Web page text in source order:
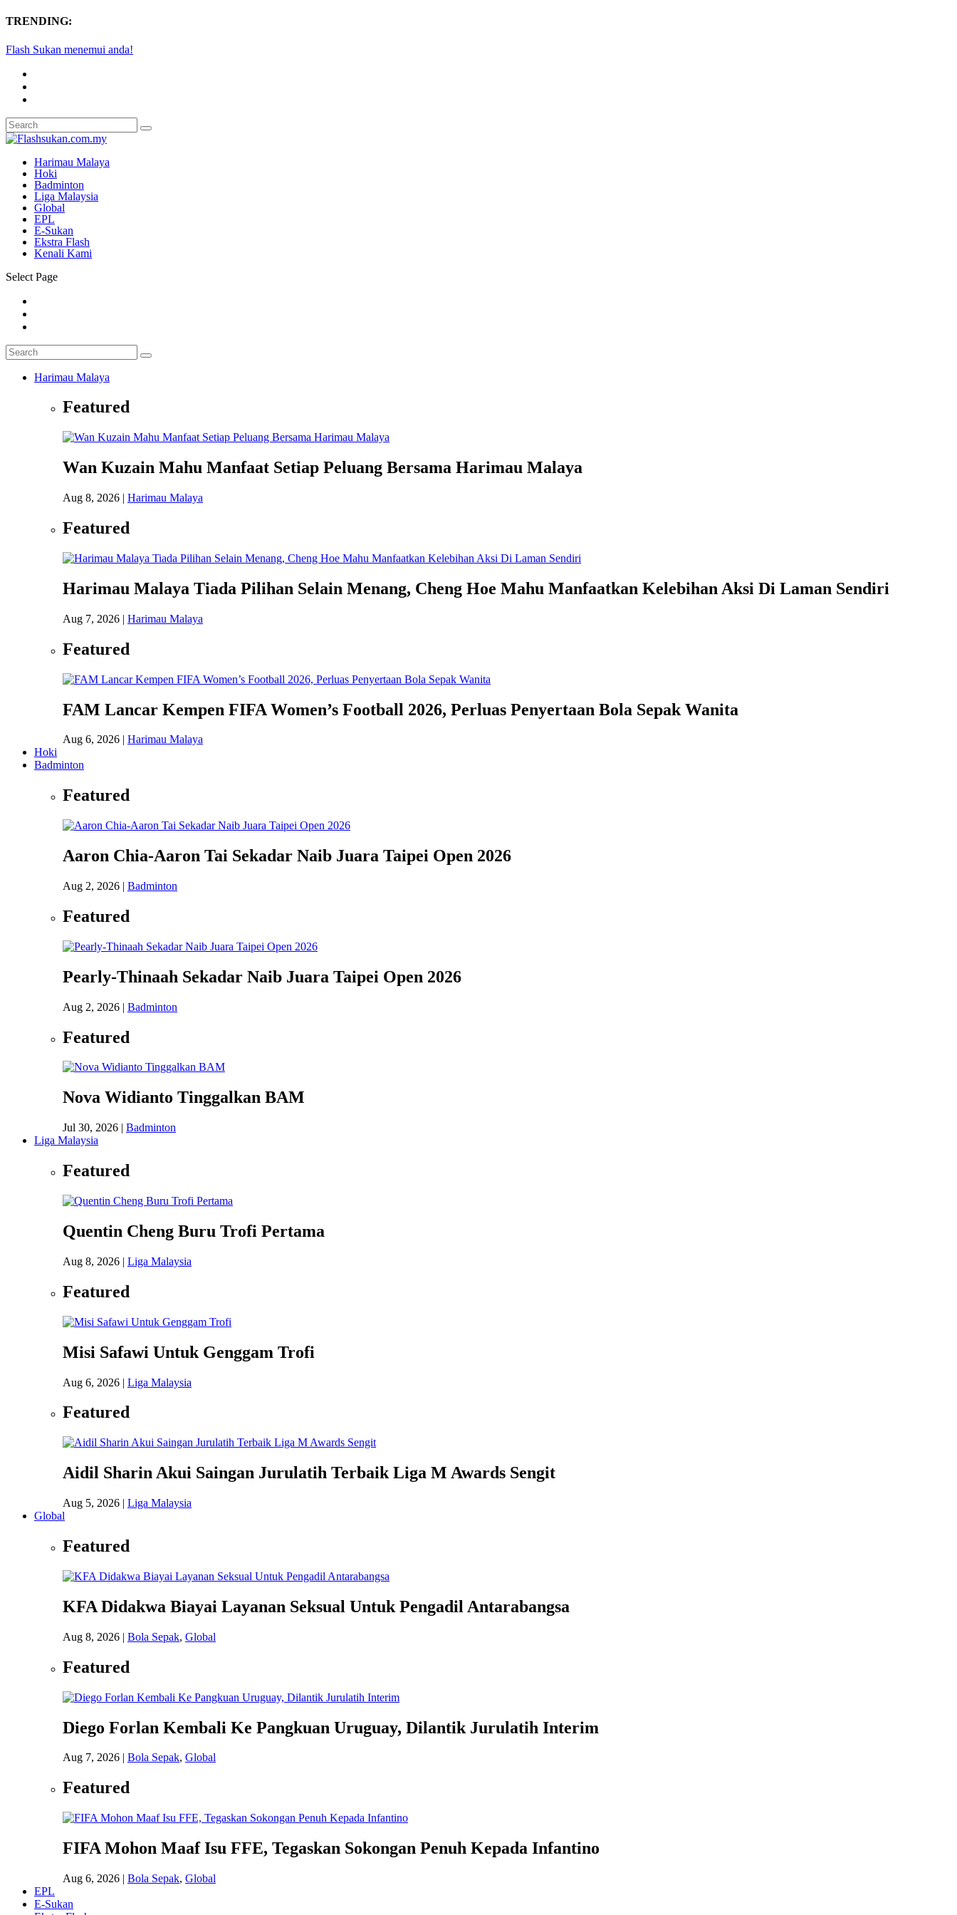
TRENDING:
Flash Sukan menemui anda!
Harimau Malaya
Hoki
Badminton
Liga Malaysia
Global
EPL
E-Sukan
Ekstra Flash
Kenali Kami
Select Page
Harimau Malaya
Featured
Wan Kuzain Mahu Manfaat Setiap Peluang Bersama Harimau Malaya
Aug 8, 2026 | Harimau Malaya
Featured
Harimau Malaya Tiada Pilihan Selain Menang, Cheng Hoe Mahu Manfaatkan Kelebihan Aksi Di Laman Sendiri
Aug 7, 2026 | Harimau Malaya
Featured
FAM Lancar Kempen FIFA Women’s Football 2026, Perluas Penyertaan Bola Sepak Wanita
Aug 6, 2026 | Harimau Malaya
Hoki
Badminton
Featured
Aaron Chia-Aaron Tai Sekadar Naib Juara Taipei Open 2026
Aug 2, 2026 | Badminton
Featured
Pearly-Thinaah Sekadar Naib Juara Taipei Open 2026
Aug 2, 2026 | Badminton
Featured
Nova Widianto Tinggalkan BAM
Jul 30, 2026 | Badminton
Liga Malaysia
Featured
Quentin Cheng Buru Trofi Pertama
Aug 8, 2026 | Liga Malaysia
Featured
Misi Safawi Untuk Genggam Trofi
Aug 6, 2026 | Liga Malaysia
Featured
Aidil Sharin Akui Saingan Jurulatih Terbaik Liga M Awards Sengit
Aug 5, 2026 | Liga Malaysia
Global
Featured
KFA Didakwa Biayai Layanan Seksual Untuk Pengadil Antarabangsa
Aug 8, 2026 | Bola Sepak, Global
Featured
Diego Forlan Kembali Ke Pangkuan Uruguay, Dilantik Jurulatih Interim
Aug 7, 2026 | Bola Sepak, Global
Featured
FIFA Mohon Maaf Isu FFE, Tegaskan Sokongan Penuh Kepada Infantino
Aug 6, 2026 | Bola Sepak, Global
EPL
E-Sukan